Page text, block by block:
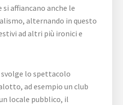
affiancano anche le
alternando in questo
ad altri più ironici e
svolge lo spettacolo
ad esempio un club
locale pubblico, il